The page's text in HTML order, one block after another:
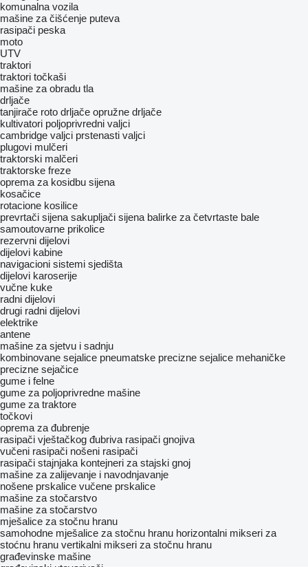
komunalna vozila
mašine za čišćenje puteva
rasipači peska
moto
UTV
traktori
traktori točkaši
mašine za obradu tla
drljače
tanjirače roto drljače opružne drljače
kultivatori poljoprivredni valjci
cambridge valjci prstenasti valjci
plugovi mulčeri
traktorski malčeri
traktorske freze
oprema za kosidbu sijena
kosačice
rotacione kosilice
prevrtači sijena sakupljači sijena balirke za četvrtaste bale
samoutovarne prikolice
rezervni dijelovi
dijelovi kabine
navigacioni sistemi sjedišta
dijelovi karoserije
vučne kuke
radni dijelovi
drugi radni dijelovi
elektrike
antene
mašine za sjetvu i sadnju
kombinovane sejalice pneumatske precizne sejalice mehaničke
precizne sejačice
gume i felne
gume za poljoprivredne mašine
gume za traktore
točkovi
oprema za đubrenje
rasipači vještačkog đubriva rasipači gnojiva
vučeni rasipači nošeni rasipači
rasipači stajnjaka kontejneri za stajski gnoj
mašine za zaliјеvanje i navodnjavanje
nošene prskalice vučene prskalice
mašine za stočarstvo
mašine za stočarstvo
mješalice za stočnu hranu
samohodne mješalice za stočnu hranu horizontalni mikseri za
stoćnu hranu vertikalni mikseri za stočnu hranu
građevinske mašine